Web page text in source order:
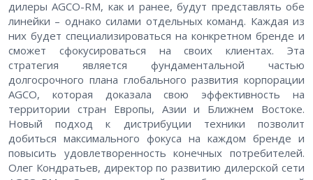
дилеры AGCO-RM, как и ранее, будут представлять обе
линейки – однако силами отдельных команд. Каждая из
них будет специализироваться на конкретном бренде и
сможет сфокусироваться на своих клиентах. Эта
стратегия является фундаментальной частью
долгосрочного плана глобального развития корпорации
AGCO, которая доказала свою эффективность на
территории стран Европы, Азии и Ближнем Востоке.
Новый подход к дистрибуции техники позволит
добиться максимального фокуса на каждом бренде и
повысить удовлетворенность конечных потребителей.
Олег Кондратьев, директор по развитию дилерской сети